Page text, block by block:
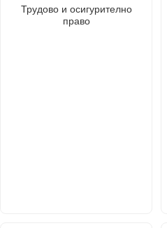
Трудово и осигурително
право